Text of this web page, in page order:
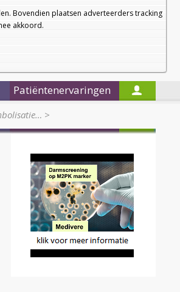
Bovendien plaatsen adverteerders tracking
akkoord.
a
a
Nieuwsbrief
Startpagina
Patiëntenervaringen
>